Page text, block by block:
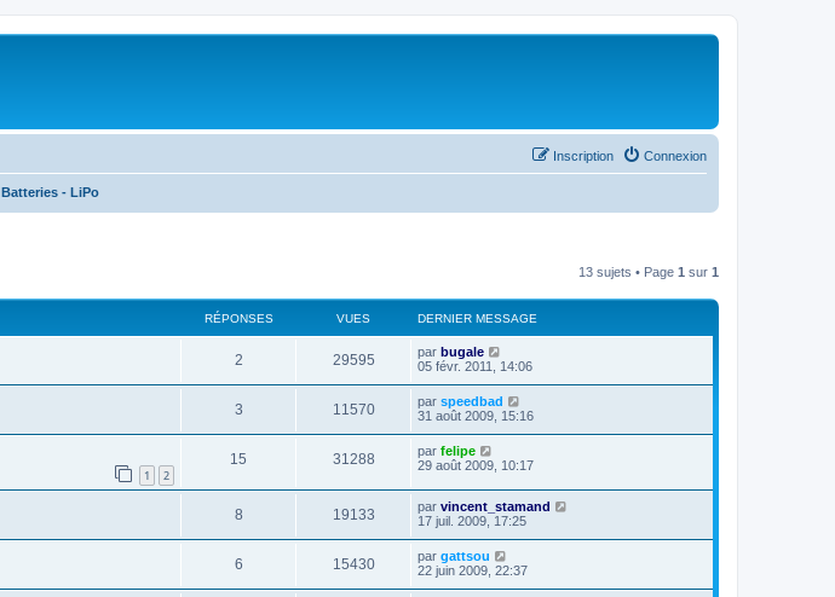
Connexion
Inscription
Batteries - LiPo
13 sujets • Page 1 sur 1
RÉPONSES VUES DERNIER MESSAGE
2 29595 par bugale
05 févr. 2011, 14:06
3 11570 par speedbad
31 août 2009, 15:16
1 2
15 31288 par felipe
29 août 2009, 10:17
8 19133 par vincent_stamand
17 juil. 2009, 17:25
6 15430 par gattsou
22 juin 2009, 22:37